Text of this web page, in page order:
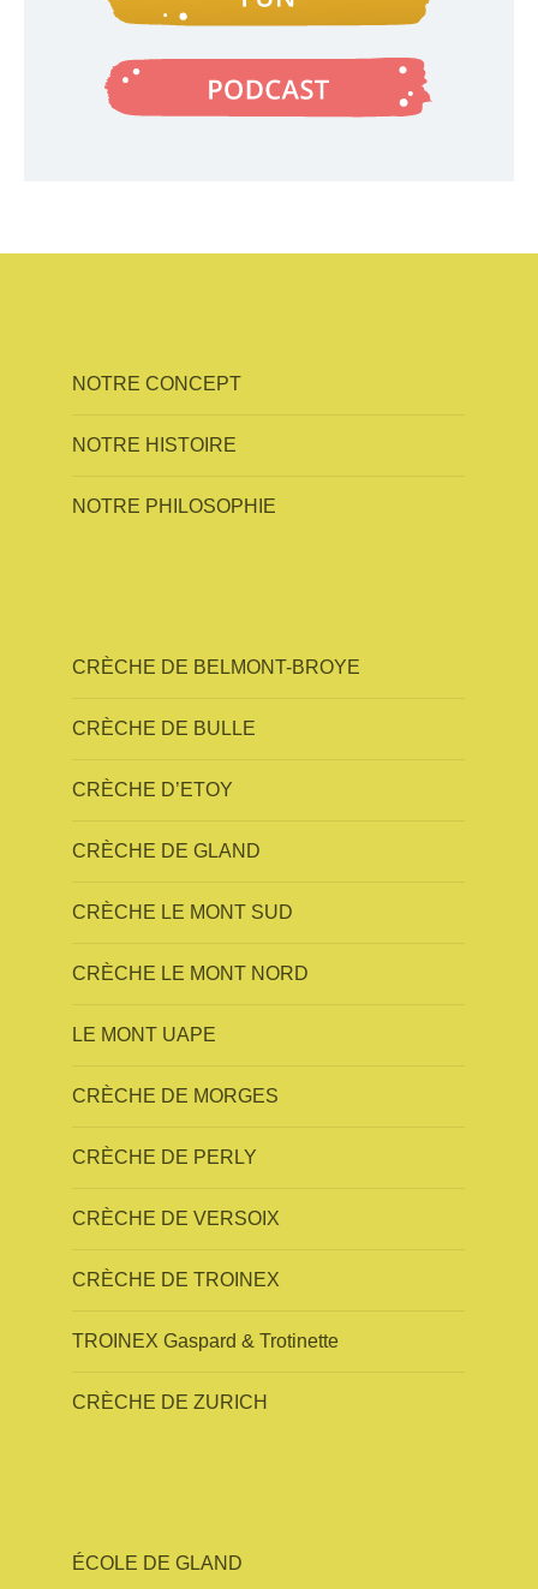
NOTRE CONCEPT
NOTRE HISTOIRE
NOTRE PHILOSOPHIE
CRÈCHE DE BELMONT-BROYE
CRÈCHE DE BULLE
CRÈCHE D’ETOY
CRÈCHE DE GLAND
CRÈCHE LE MONT SUD
CRÈCHE LE MONT NORD
LE MONT UAPE
CRÈCHE DE MORGES
CRÈCHE DE PERLY
CRÈCHE DE VERSOIX
CRÈCHE DE TROINEX
TROINEX Gaspard & Trotinette
CRÈCHE DE ZURICH
ÉCOLE DE GLAND